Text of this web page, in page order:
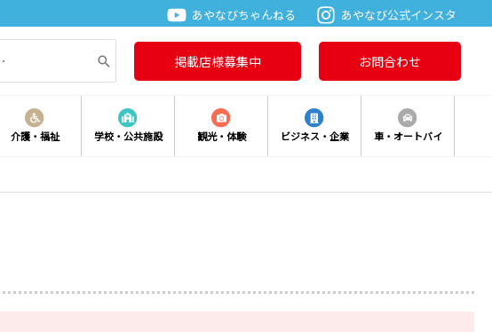
あやなびちゃんねる あやなび公式インスタ
掲載店様募集中 お問合わせ
介護・福祉 学校・公共施設 観光・体験 ビジネス・企業 車・オートバイ